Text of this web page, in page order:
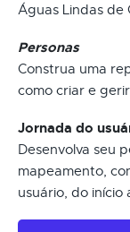
Águas Lindas de
Personas
Construa uma
como criar e
Jornada do
Desenvolva seu
mapeamento,
usuário, do início